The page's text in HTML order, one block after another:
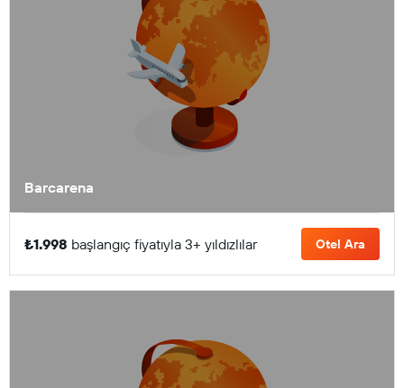
Barcarena
₺1.998 başlangıç fiyatıyla 3+ yıldızlılar Otel Ara